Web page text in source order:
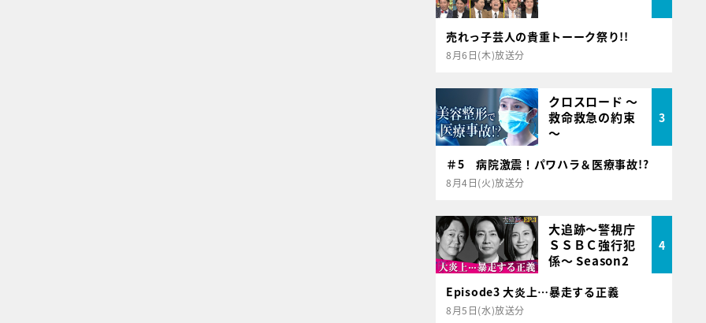
売れっ子芸人の貴重トーーク祭り!!
8月6日(木)放送分
クロスロード ～
救命救急の約束
～
3
＃5 病院激震！パワハラ＆医療事故!?
8月4日(火)放送分
大追跡～警視庁
ＳＳＢＣ強行犯
係～ Season2
4
Episode3 大炎上…暴走する正義
8月5日(水)放送分